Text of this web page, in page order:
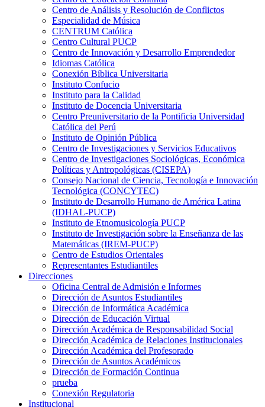
Centro de Análisis y Resolución de Conflictos
Especialidad de Música
CENTRUM Católica
Centro Cultural PUCP
Centro de Innovación y Desarrollo Emprendedor
Idiomas Católica
Conexión Bíblica Universitaria
Instituto Confucio
Instituto para la Calidad
Instituto de Docencia Universitaria
Centro Preuniversitario de la Pontificia Universidad
Católica del Perú
Instituto de Opinión Pública
Centro de Investigaciones y Servicios Educativos
Centro de Investigaciones Sociológicas, Económica
Políticas y Antropológicas (CISEPA)
Consejo Nacional de Ciencia, Tecnología e Innovación
Tecnológica (CONCYTEC)
Instituto de Desarrollo Humano de América Latina
(IDHAL-PUCP)
Instituto de Etnomusicología PUCP
Instituto de Investigación sobre la Enseñanza de las
Matemáticas (IREM-PUCP)
Centro de Estudios Orientales
Representantes Estudiantiles
Direcciones
Oficina Central de Admisión e Informes
Dirección de Asuntos Estudiantiles
Dirección de Informática Académica
Dirección de Educación Virtual
Dirección Académica de Responsabilidad Social
Dirección Académica de Relaciones Institucionales
Dirección Académica del Profesorado
Dirección de Asuntos Académicos
Dirección de Formación Continua
prueba
Conexión Regulatoria
Institucional